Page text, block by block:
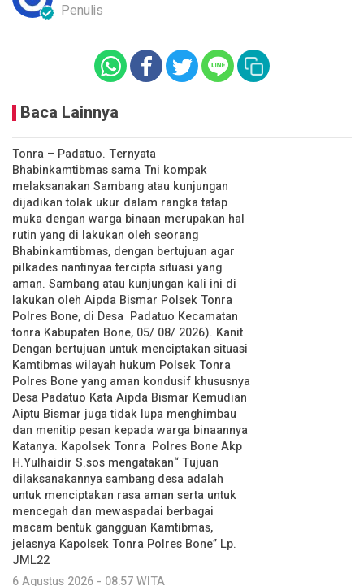
Penulis
Baca Lainnya
Tonra – Padatuo. Ternyata
Bhabinkamtibmas sama Tni kompak
melaksanakan Sambang atau kunjungan
dijadikan tolak ukur dalam rangka tatap
muka dengan warga binaan merupakan hal
rutin yang di lakukan oleh seorang
Bhabinkamtibmas, dengan bertujuan agar
pilkades nantinyaa tercipta situasi yang
aman. Sambang atau kunjungan kali ini di
lakukan oleh Aipda Bismar Polsek Tonra
Polres Bone, di Desa Padatuo Kecamatan
tonra Kabupaten Bone, 05/ 08/ 2026). Kanit
Dengan bertujuan untuk menciptakan situasi
Kamtibmas wilayah hukum Polsek Tonra
Polres Bone yang aman kondusif khususnya
Desa Padatuo Kata Aipda Bismar Kemudian
Aiptu Bismar juga tidak lupa menghimbau
dan menitip pesan kepada warga binaannya
Katanya. Kapolsek Tonra Polres Bone Akp
H.Yulhaidir S.sos mengatakan“ Tujuan
dilaksanakannya sambang desa adalah
untuk menciptakan rasa aman serta untuk
mencegah dan mewaspadai berbagai
macam bentuk gangguan Kamtibmas,
jelasnya Kapolsek Tonra Polres Bone” Lp.
JML22
6 Agustus 2026 - 08:57 WITA